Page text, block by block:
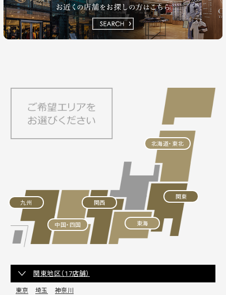
北海道・東北
関東
東海
関西
中国・四国
九州
関東地区（17店舗）
東京 埼玉 神奈川